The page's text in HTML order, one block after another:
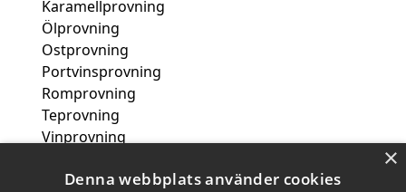
Karamellprovning
Ölprovning
Ostprovning
Portvinsprovning
Romprovning
Teprovning
Vinprovning
Spa & wellness
×
Denna webbplats använder cookies